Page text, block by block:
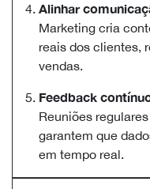
Alinhar
Marketing cria
reais dos clientes,
vendas.
Feedback
Reuniões
garantem que
em tempo real.